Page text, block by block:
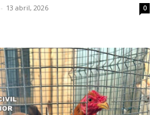
- 13 abril, 2026 0